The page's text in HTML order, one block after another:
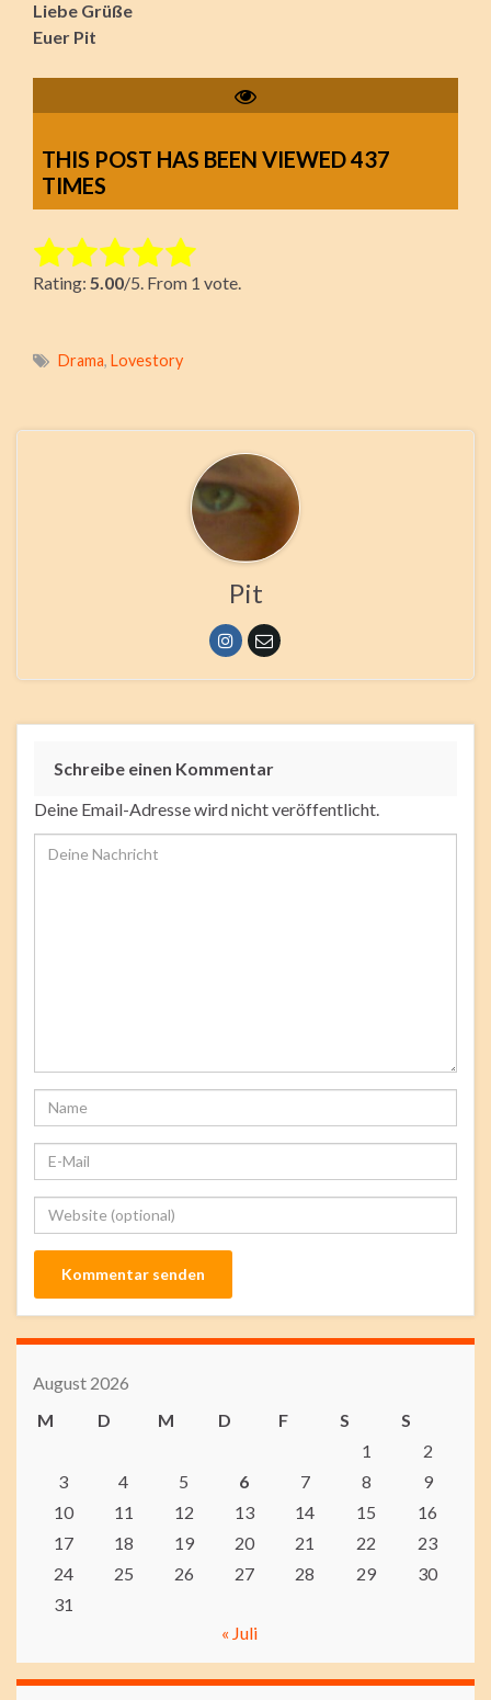
Liebe Grüße
Euer Pit
THIS POST HAS BEEN VIEWED437
TIMES
Rate this item:
Submit Rating
Rating: 5.00/5. From 1 vote.
Drama, Lovestory
Pit
Schreibe einen Kommentar
Deine Email-Adresse wird nicht veröffentlicht.
August 2026
M
D M D F S
S
1
2
3
4 5 6 7 8
9
10
11 12 13 14 15
16
17
18 19 20 21 22
23
24
25 26 27 28 29
30
31
« Juli